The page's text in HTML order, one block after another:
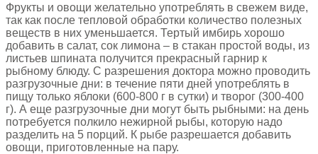
Фрукты и овощи желательно употреблять в свежем виде,
так как после тепловой обработки количество полезных
веществ в них уменьшается. Тертый имбирь хорошо
добавить в салат, сок лимона – в стакан простой воды, из
листьев шпината получится прекрасный гарнир к
рыбному блюду. С разрешения доктора можно проводить
разгрузочные дни: в течение пяти дней употреблять в
пищу только яблоки (600-800 г в сутки) и творог (300-400
г). А еще разгрузочные дни могут быть рыбными: на день
потребуется полкило нежирной рыбы, которую надо
разделить на 5 порций. К рыбе разрешается добавить
овощи, приготовленные на пару.